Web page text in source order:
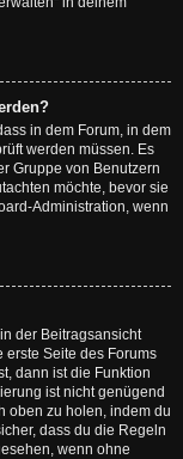
in dem Forum, in dem
werden müssen. Es
Gruppe von Benutzern
möchte, bevor sie
Administration, wenn
der Beitragsansicht
erste Seite des Forums
dann ist die Funktion
ist nicht genügend
oben zu holen, indem du
dass du die Regeln
wenn ohne